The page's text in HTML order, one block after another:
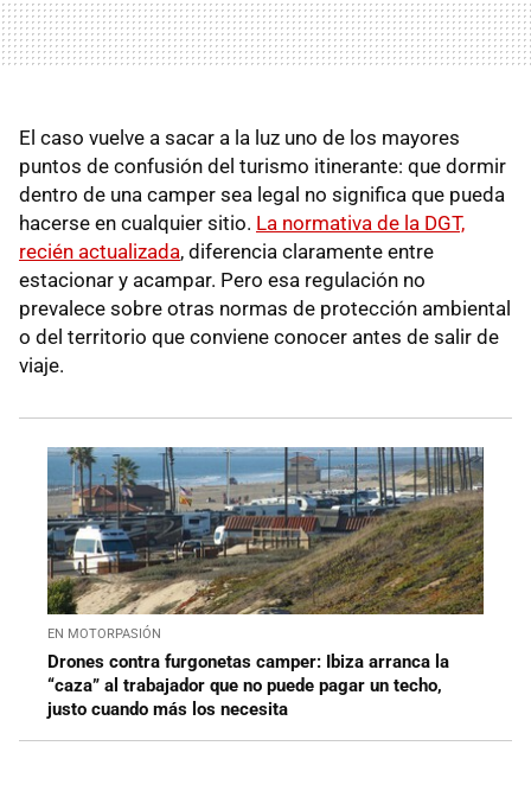
El caso vuelve a sacar a la luz uno de los mayores
puntos de confusión del turismo itinerante: que dormir
dentro de una camper sea legal no significa que pueda
hacerse en cualquier sitio. La normativa de la DGT,
recién actualizada, diferencia claramente entre
estacionar y acampar. Pero esa regulación no
prevalece sobre otras normas de protección ambiental
o del territorio que conviene conocer antes de salir de
viaje.
EN MOTORPASIÓN
Drones contra furgonetas camper: Ibiza arranca la
“caza” al trabajador que no puede pagar un techo,
justo cuando más los necesita